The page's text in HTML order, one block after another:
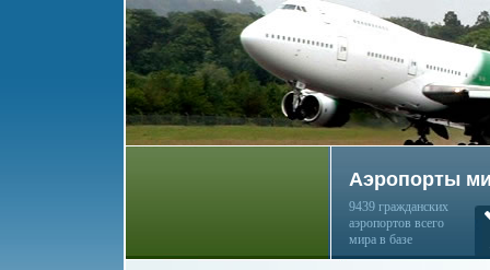
Аэропорты
9439 гражданских
аэропортов всего
мира в базе